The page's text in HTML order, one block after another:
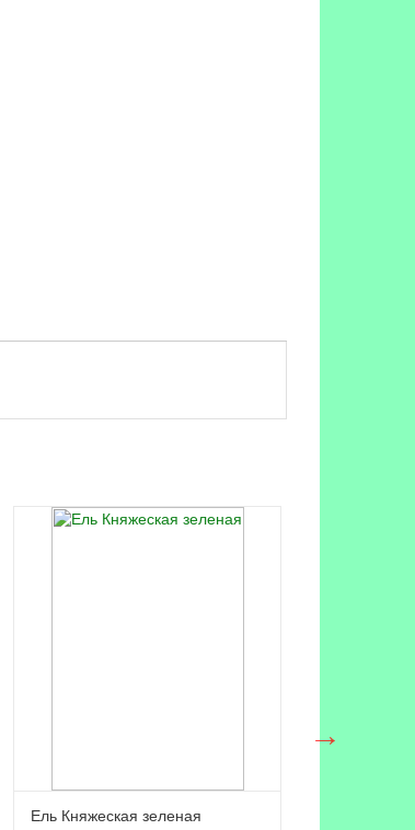
Ель Княжеская зеленая